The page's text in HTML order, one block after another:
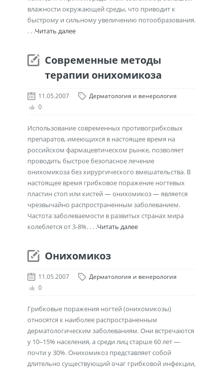
влажности окружающей среды, что приводит к
быстрому и сильному увеличению потообразования.
. . .Читать далее
Современные методы
терапии онихомикоза
11.05.2007
Дерматология и венерология
0
Использование современных противогрибковых
препаратов, имеющихся в настоящее время на
российском фармацевтическом рынке, позволяет
проводить быстрое безопасное лечение
онихомикоза без хирургического вмешательства. В
настоящее время грибковое поражение ногтевых
пластин стоп или кистей — онихомикоз — является
чрезвычайно распространенным заболеванием.
Частота заболеваемости в развитых странах мира
колеблется от 3-8%. . . .Читать далее
Онихомикоз
11.05.2007
Дерматология и венерология
0
Грибковые поражения ногтей (онихомикозы)
относятся к наиболее распространенным
дерматологическим заболеваниям. Они встречаются
у 10–15% населения, а среди лиц старше 60 лет —
почти у 30%. Онихомикоз представляет собой
длительно существующий очаг грибковой инфекции,